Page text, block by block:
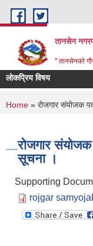
Skip to main content
तानसेन
" तानसेनको
लोकप्रिय विषय
You are
Home » रोजगार संयोजक
रोजगार
सूचना ।
Supporting
rojgar